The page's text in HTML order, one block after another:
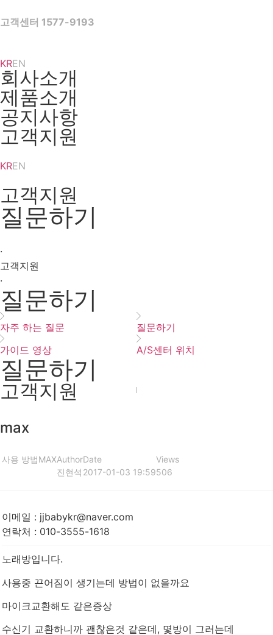
to
고객센터 1577-9193
KREN
회사소개
제품소개
공지사항
고객지원
KREN
고객지원
질문하기
·
고객지원
·
질문하기
자주 하는 질문
질문하기
가이드 영상
A/S센터 위치
질문하기
고객지원
max
사용 방법MAXAuthor
진현석
Date
2017-01-03 19:59
Views
506
이메일 : jjbabykr@naver.com
연락처 : 010-3555-1618
노래방입니다.
사용중 끈어짐이 생기는데 방법이 없을까요
마이크교환해도 같은증상
수신기 교환하니까 괜찮은것 같은데, 몇방이 그러는데